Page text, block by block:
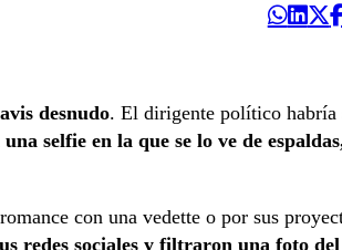
desnudo. El dirigente político
selfie en la que se lo ve de
con una vedette o por sus
redes sociales y filtraron una foto